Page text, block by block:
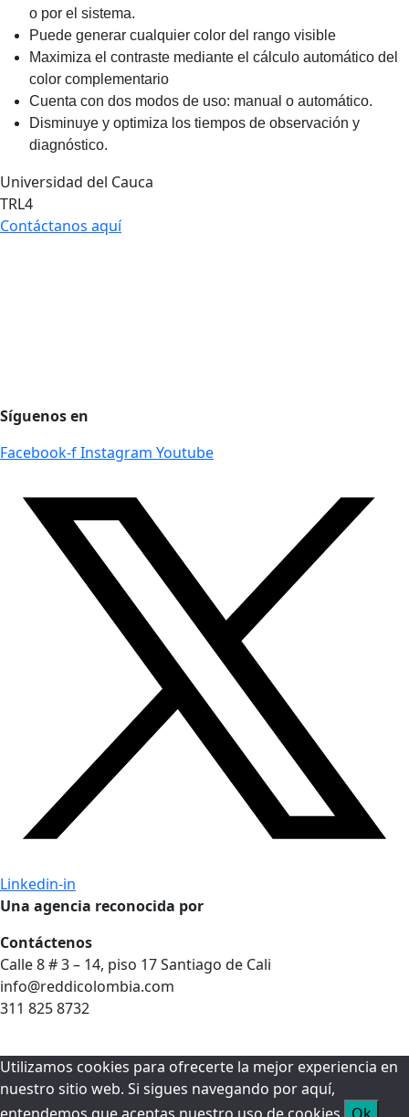
o por el sistema.
Puede generar cualquier color del rango visible
Maximiza el contraste mediante el cálculo automático del
color complementario
Cuenta con dos modos de uso: manual o automático.
Disminuye y optimiza los tiempos de observación y
diagnóstico.
Universidad del Cauca
TRL4
Contáctanos aquí
Síguenos en
Facebook-fInstagram Youtube
Linkedin-in
Una agencia reconocida por
Contáctenos
Calle 8 # 3 – 14, piso 17 Santiago de Cali
info@reddicolombia.com
311 825 8732
Utilizamos cookies para ofrecerte la mejor experiencia en
nuestro sitio web. Si sigues navegando por aquí,